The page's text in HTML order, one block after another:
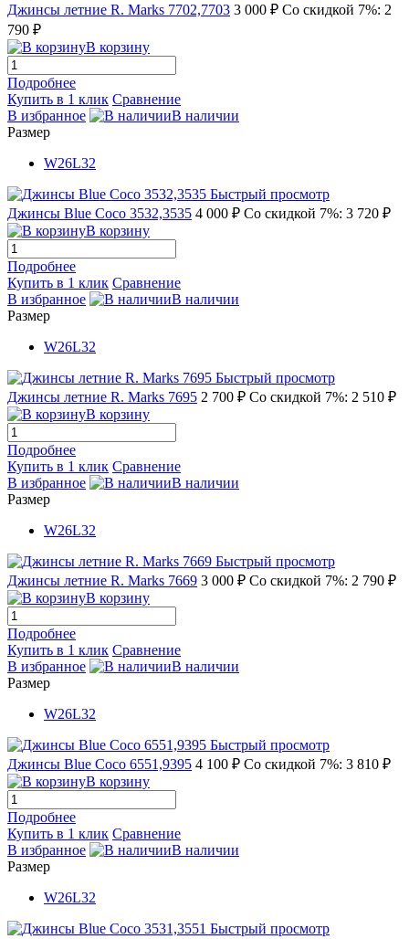
Джинсы летние R. Marks 7702,7703 3 000 ₽ Со скидкой 7%: 2
790 ₽
В корзину
Подробнее
Купить в 1 клик Сравнение
В избранное
В наличии
Размер
W26L32
Быстрый просмотр
Джинсы Blue Coco 3532,3535 4 000 ₽ Со скидкой 7%: 3 720 ₽
В корзину
Подробнее
Купить в 1 клик Сравнение
В избранное
В наличии
Размер
W26L32
Быстрый просмотр
Джинсы летние R. Marks 7695 2 700 ₽ Со скидкой 7%: 2 510 ₽
В корзину
Подробнее
Купить в 1 клик Сравнение
В избранное
В наличии
Размер
W26L32
Быстрый просмотр
Джинсы летние R. Marks 7669 3 000 ₽ Со скидкой 7%: 2 790 ₽
В корзину
Подробнее
Купить в 1 клик Сравнение
В избранное
В наличии
Размер
W26L32
Быстрый просмотр
Джинсы Blue Coco 6551,9395 4 100 ₽ Со скидкой 7%: 3 810 ₽
В корзину
Подробнее
Купить в 1 клик Сравнение
В избранное
В наличии
Размер
W26L32
Быстрый просмотр